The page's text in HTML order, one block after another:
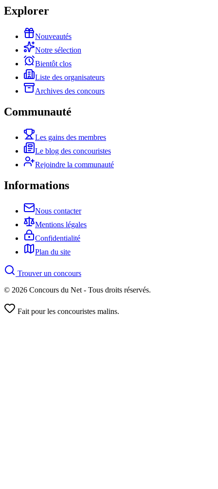
Explorer
Nouveautés
Notre sélection
Bientôt clos
Liste des organisateurs
Archives des concours
Communauté
Les gains des membres
Le blog des concouristes
Rejoindre la communauté
Informations
Nous contacter
Mentions légales
Confidentialité
Plan du site
Trouver un concours
© 2026 Concours du Net - Tous droits réservés.
Fait pour les concouristes malins.